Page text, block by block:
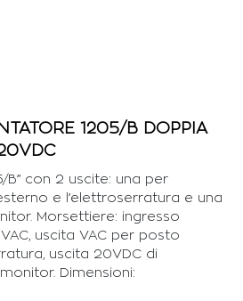
1205/B DOPPIA
B” con 2 uscite: una per
e l’elettroserratura e una
Morsettiere: ingresso
uscita VAC per posto
uscita 20VDC di
Dimensioni: